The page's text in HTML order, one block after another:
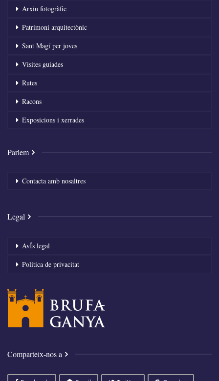
Arxiu fotogràfic
Patrimoni arquitectònic
Sant Magí per joves
Visites guiades
Rutes
Racons
Exposicions i xerrades
Parlem
Contacta amb nosaltres
Legal
AvÍs legal
Política de privacitat
Comparteix-nos a